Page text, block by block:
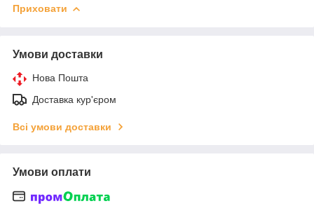
Приховати
Умови доставки
Нова Пошта
Доставка кур'єром
Всі умови доставки
Умови оплати